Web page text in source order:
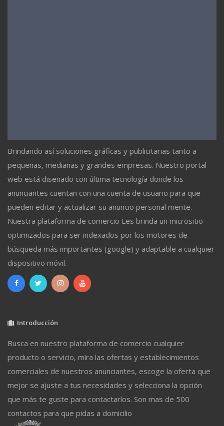
Brindando así soluciones gráficas y publicitarias tanto a
pequeñas, medianas y grandes empresas. Nuestro portal
web está diseñado con última tecnología donde los
anunciantes cuentan con una cuenta de usuario para que
pueden editar y actualizar su anuncio personal mente.
Nuestra plataforma de comercio Les brinda un micrositio
optimizados para ser indexados por los motores de
búsqueda más importantes (google) y adaptable a cualquier
dispositivo móvil.
Introducción
Busca en nuestro plataforma de comercio cualquier
producto o servicio, mira las ofertas y establecimientos
comerciales de nuestros anunciantes, escoge la oferta que
mejor se ajuste a tus necesidades y selecciona la opción
que más te guste para contactarlos. Son mas de 500
contactos para que pidas a domicilio